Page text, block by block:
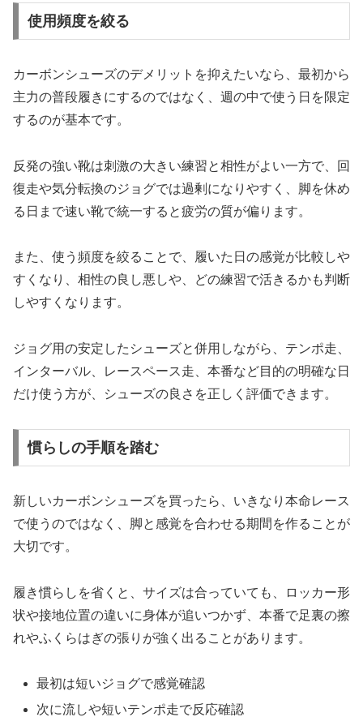
使用頻度を絞る
カーボンシューズのデメリットを抑えたいなら、最初から
主力の普段履きにするのではなく、週の中で使う日を限定
するのが基本です。
反発の強い靴は刺激の大きい練習と相性がよい一方で、回
復走や気分転換のジョグでは過剰になりやすく、脚を休め
る日まで速い靴で統一すると疲労の質が偏ります。
また、使う頻度を絞ることで、履いた日の感覚が比較しや
すくなり、相性の良し悪しや、どの練習で活きるかも判断
しやすくなります。
ジョグ用の安定したシューズと併用しながら、テンポ走、
インターバル、レースペース走、本番など目的の明確な日
だけ使う方が、シューズの良さを正しく評価できます。
慣らしの手順を踏む
新しいカーボンシューズを買ったら、いきなり本命レース
で使うのではなく、脚と感覚を合わせる期間を作ることが
大切です。
履き慣らしを省くと、サイズは合っていても、ロッカー形
状や接地位置の違いに身体が追いつかず、本番で足裏の擦
れやふくらはぎの張りが強く出ることがあります。
最初は短いジョグで感覚確認
次に流しや短いテンポ走で反応確認